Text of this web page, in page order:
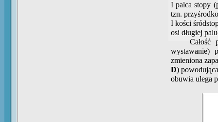
I palca stopy
tzn.
I kości
osi długiej
Całość
wystawanie)
zmieniona
D)
obuwia ulega